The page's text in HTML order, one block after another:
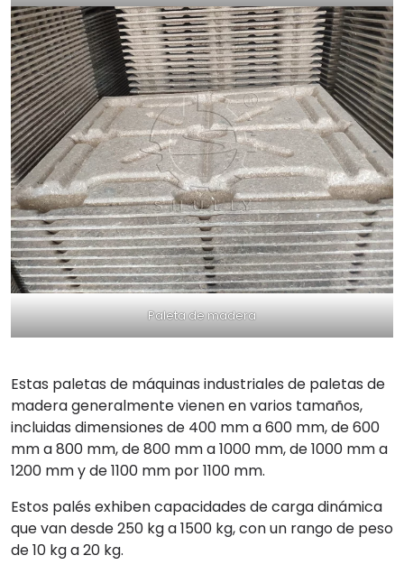
Paleta de madera
Estas paletas de máquinas industriales de paletas de
madera generalmente vienen en varios tamaños,
incluidas dimensiones de 400 mm a 600 mm, de 600
mm a 800 mm, de 800 mm a 1000 mm, de 1000 mm a
1200 mm y de 1100 mm por 1100 mm.
Estos palés exhiben capacidades de carga dinámica
que van desde 250 kg a 1500 kg, con un rango de peso
de 10 kg a 20 kg.